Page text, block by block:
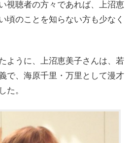
視聴者の方々であれば、上沼恵
頃のことを知らない方も少なく
ように、上沼恵美子さんは、若
で、海原千里・万里として漫才
た。